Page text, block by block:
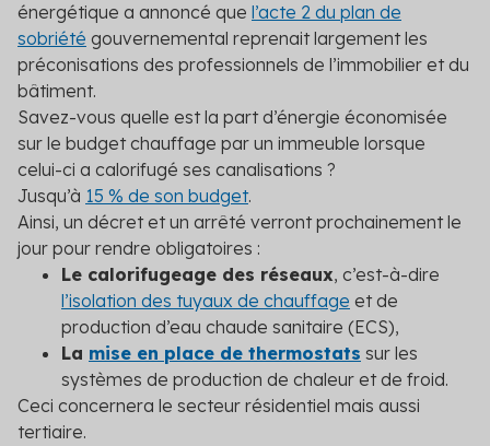
énergétique a annoncé que l’acte 2 du plan de
sobriété gouvernemental reprenait largement les
préconisations des professionnels de l’immobilier et du
bâtiment.
Savez-vous quelle est la part d’énergie économisée
sur le budget chauffage par un immeuble lorsque
celui-ci a calorifugé ses canalisations ?
Jusqu’à 15 % de son budget.
Ainsi, un décret et un arrêté verront prochainement le
jour pour rendre obligatoires :
Le calorifugeage des réseaux, c’est-à-dire
l’isolation des tuyaux de chauffage et de
production d’eau chaude sanitaire (ECS),
La mise en place de thermostats sur les
systèmes de production de chaleur et de froid.
Ceci concernera le secteur résidentiel mais aussi
tertiaire.